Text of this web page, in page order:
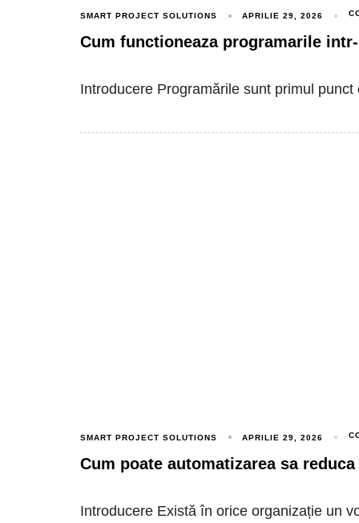
SMART PROJECT SOLUTIONS APRILIE 29, 2026
Cum functioneaza programarile
Introducere Programările sunt primul punct
SMART PROJECT SOLUTIONS APRILIE 29, 2026
Cum poate automatizarea sa
Introducere Există în orice organizație un